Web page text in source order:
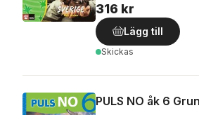
316 kr
Lägg till
Skickas
PULS NO åk 6